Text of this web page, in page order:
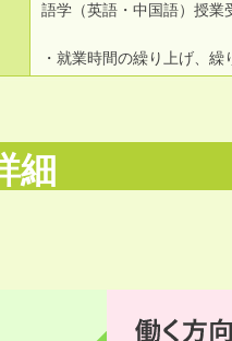
語学（英語・中国語）授業
・就業時間の繰り上げ、繰
細